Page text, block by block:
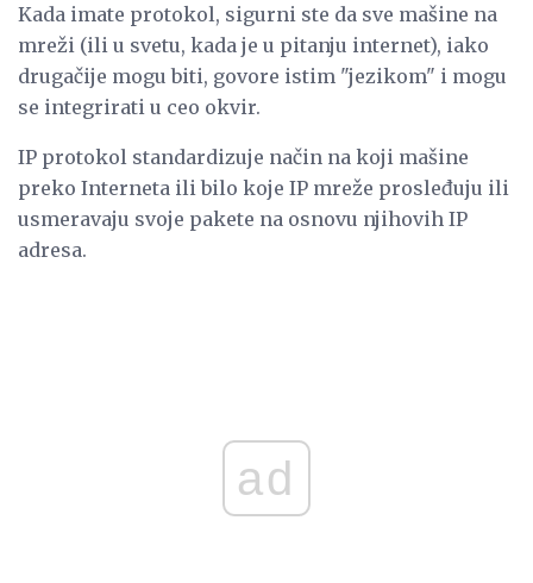
Kada imate protokol, sigurni ste da sve mašine na
mreži (ili u svetu, kada je u pitanju internet), iako
drugačije mogu biti, govore istim "jezikom" i mogu
se integrirati u ceo okvir.
IP protokol standardizuje način na koji mašine
preko Interneta ili bilo koje IP mreže prosleđuju ili
usmeravaju svoje pakete na osnovu njihovih IP
adresa.
ad